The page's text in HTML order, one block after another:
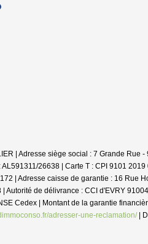
| Adresse siège social : 7 Grande Rue
26638 | Carte T : CPI 9101
| Adresse caisse de garantie : 16 Rue
de délivrance : CCI d'EVRY
Cedex | Montant de la garantie
adresser-une-reclamation/|